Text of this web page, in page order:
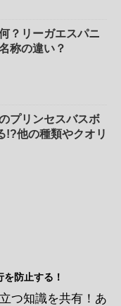
？リーガエスパニ
称の違い？
プリンセスバスボ
!?他の種類やクオリ
を防止する！
つ知識を共有！あ